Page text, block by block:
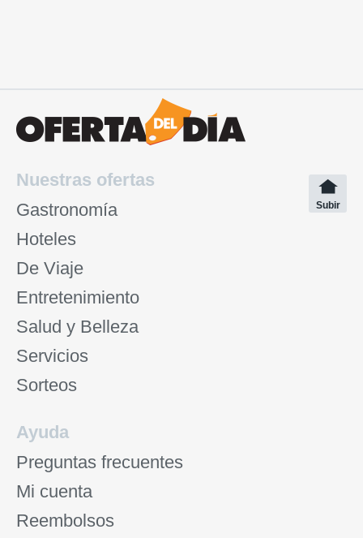
Nuestras ofertas
Gastronomía
Hoteles
De Viaje
Entretenimiento
Salud y Belleza
Servicios
Sorteos
Subir
Ayuda
Preguntas frecuentes
Mi cuenta
Reembolsos